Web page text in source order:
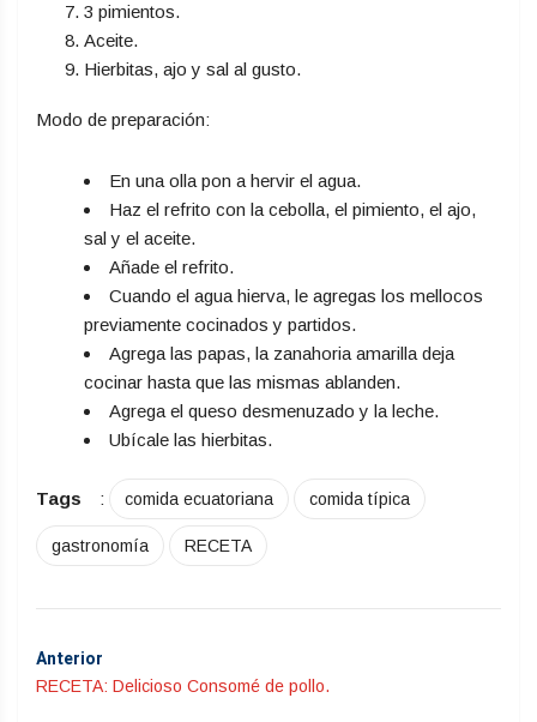
3 pimientos.
Aceite.
Hierbitas, ajo y sal al gusto.
Modo de preparación:
En una olla pon a hervir el agua.
Haz el refrito con la cebolla, el pimiento, el ajo,
sal y el aceite.
Añade el refrito.
Cuando el agua hierva, le agregas los mellocos
previamente cocinados y partidos.
Agrega las papas, la zanahoria amarilla deja
cocinar hasta que las mismas ablanden.
Agrega el queso desmenuzado y la leche.
Ubícale las hierbitas.
Tags : comida ecuatoriana comida típica
gastronomía RECETA
Anterior
RECETA: Delicioso Consomé de pollo.